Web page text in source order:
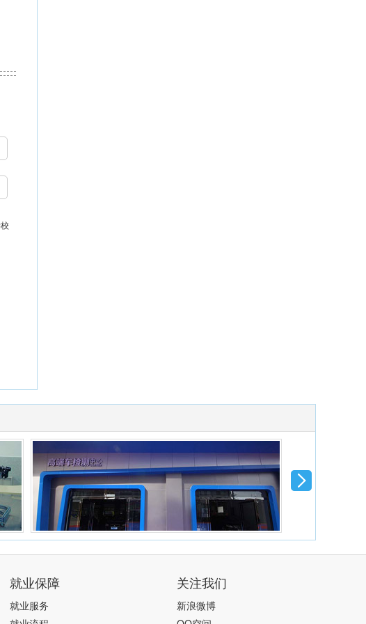
就业保障
就业服务
关注我们
新浪微博